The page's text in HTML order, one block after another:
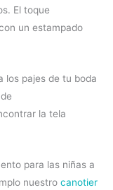
El toque
un estampado
los pajes de tu boda
la tela
para las niñas a
nuestro canotier